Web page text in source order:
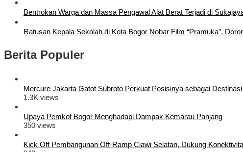
Bentrokan Warga dan Massa Pengawal Alat Berat Terjadi di
Ratusan Kepala Sekolah di Kota Bogor Nobar Film “Pramuka”,
Berita Populer
Mercure Jakarta Gatot Subroto Perkuat Posisinya sebagai
1.3K views
Upaya Pemkot Bogor Menghadapi Dampak Kemarau Panjang
350 views
Kick Off Pembangunan Off-Ramp Ciawi Selatan, Dukung